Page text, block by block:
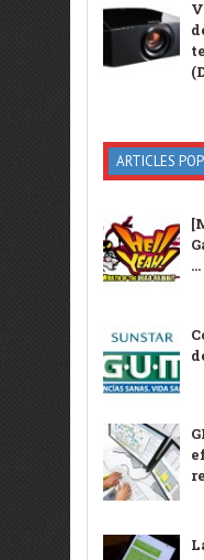
ARTICLES
...